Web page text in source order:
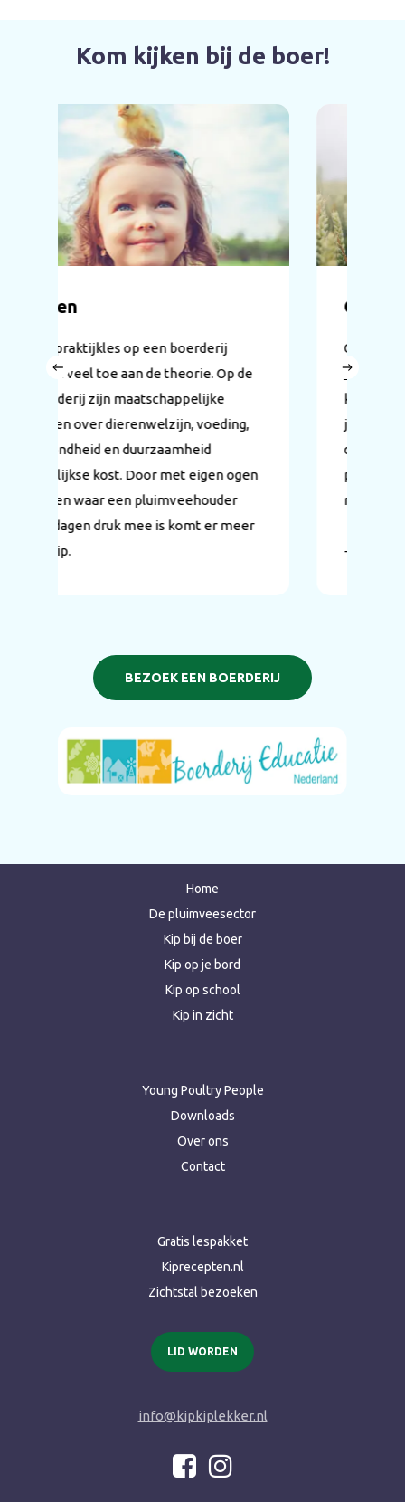
Kom kijken bij de boer!
op een boerderij
aan de theorie. Op de
maatschappelijke
dierenwelzijn, voeding,
duurzaamheid
Door met eigen ogen
een pluimveehouder
mee is komt er meer
kun je zien welke
jou in de buurt actief zijn
direct een bezoek aan
pluimveehouderij of
Tot ziens met je klas op
BEZOEK EEN BOERDERIJ
Home
De pluimveesector
Kip bij de boer
Kip op je bord
Kip op school
Kip in zicht
Young Poultry People
Downloads
Over ons
Contact
Gratis lespakket
Kiprecepten.nl
Zichtstal bezoeken
LID WORDEN
info@kipkiplekker.nl